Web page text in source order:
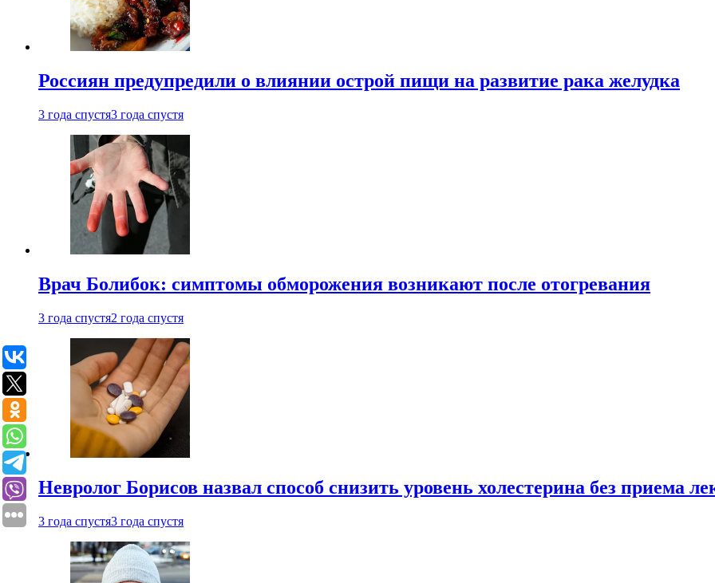
Россиян предупредили о влиянии острой пищи на развитие рака желудка
3 года спустя3 года спустя
Врач Болибок: симптомы обморожения возникают после отогревания
3 года спустя2 года спустя
Невролог Борисов назвал способ снизить уровень холестерина без приема
3 года спустя3 года спустя